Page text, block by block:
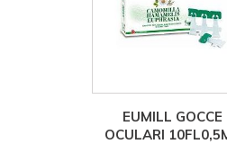
EUMILL GOCCE
OCULARI